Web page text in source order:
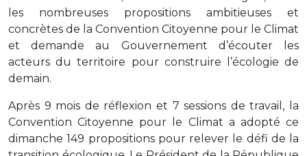
les nombreuses propositions ambitieuses et
concrètes de la Convention Citoyenne pour le Climat
et demande au Gouvernement d’écouter les
acteurs du territoire pour construire l’écologie de
demain.
Après 9 mois de réflexion et 7 sessions de travail, la
Convention Citoyenne pour le Climat a adopté ce
dimanche 149 propositions pour relever le défi de la